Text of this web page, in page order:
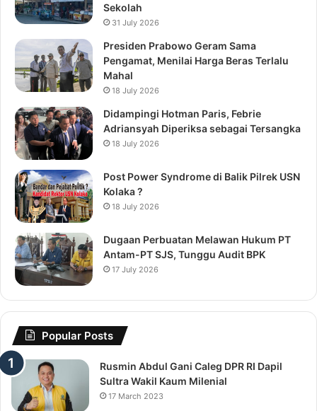
Sekolah
31 July 2026
Presiden Prabowo Geram Sama
Pengamat, Menilai Harga Beras Terlalu
Mahal
18 July 2026
Didampingi Hotman Paris, Febrie
Adriansyah Diperiksa sebagai Tersangka
18 July 2026
Post Power Syndrome di Balik Pilrek USN
Kolaka ?
18 July 2026
Dugaan Perbuatan Melawan Hukum PT
Antam-PT SJS, Tunggu Audit BPK
17 July 2026
Popular Posts
Rusmin Abdul Gani Caleg DPR RI Dapil
Sultra Wakil Kaum Milenial
17 March 2023